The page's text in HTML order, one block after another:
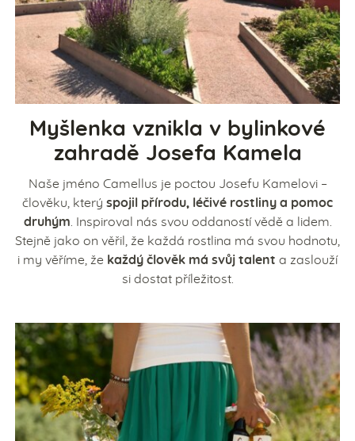
Myšlenka vznikla v bylinkové
zahradě Josefa Kamela
Naše jméno Camellus je poctou Josefu Kamelovi –
člověku, který spojil přírodu, léčivé rostliny a pomoc
druhým. Inspiroval nás svou oddaností vědě a lidem.
Stejně jako on věřil, že každá rostlina má svou hodnotu,
i my věříme, že každý člověk má svůj talent a zaslouží
si dostat příležitost.